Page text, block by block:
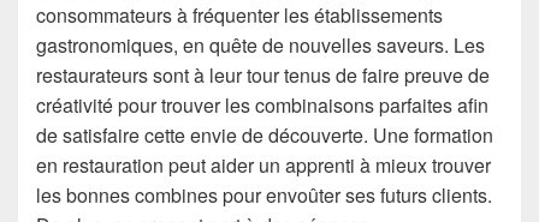
consommateurs à fréquenter les établissements
gastronomiques, en quête de nouvelles saveurs. Les
restaurateurs sont à leur tour tenus de faire preuve de
créativité pour trouver les combinaisons parfaites afin
de satisfaire cette envie de découverte. Une formation
en restauration peut aider un apprenti à mieux trouver
les bonnes combines pour envoûter ses futurs clients.